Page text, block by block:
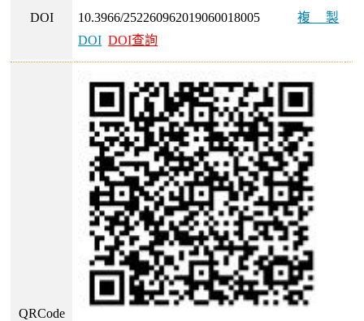
DOI 10.3966/252260962019060018005複製
DOI DOI查詢
QRCode